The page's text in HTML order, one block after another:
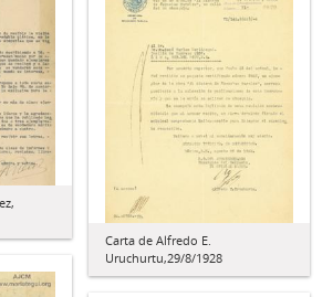
Carta de Alfredo E.
Uruchurtu,29/8/1928